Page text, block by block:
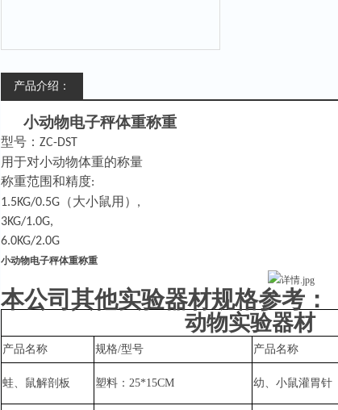
产品介绍：
小动物电子秤体重称重
型号： ZC-DST
用于对小动物体重的称量
称重范围和精度:
1.5KG/0.5G （大小鼠用） ,
3KG/1.0G,
6.0KG/2.0G
小动物电子秤体重称重
本公司其他实验器材规格参考：
动物实验器材
产品名称 规格/型号 产品名称
蛙、鼠解剖板 塑料： 25*15CM 幼、小鼠灌胃针